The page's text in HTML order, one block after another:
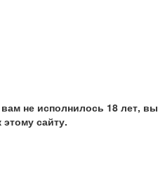
не исполнилось 18 лет, вы
сайту.